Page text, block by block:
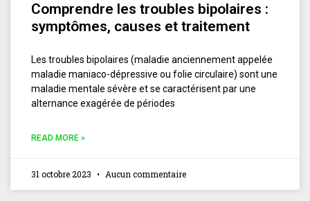
Comprendre les troubles bipolaires :
symptômes, causes et traitement
Les troubles bipolaires (maladie anciennement appelée
maladie maniaco-dépressive ou folie circulaire) sont une
maladie mentale sévère et se caractérisent par une
alternance exagérée de périodes
READ MORE »
31 octobre 2023 Aucun commentaire